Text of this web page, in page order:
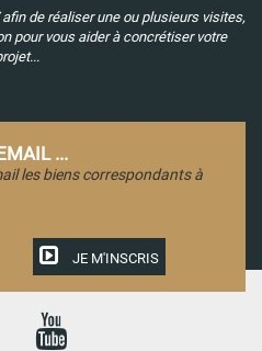
de réaliser une ou plusieurs visites,
pour vous aider à concrétiser votre
...
les biens correspondants à
JE M'INSCRIS